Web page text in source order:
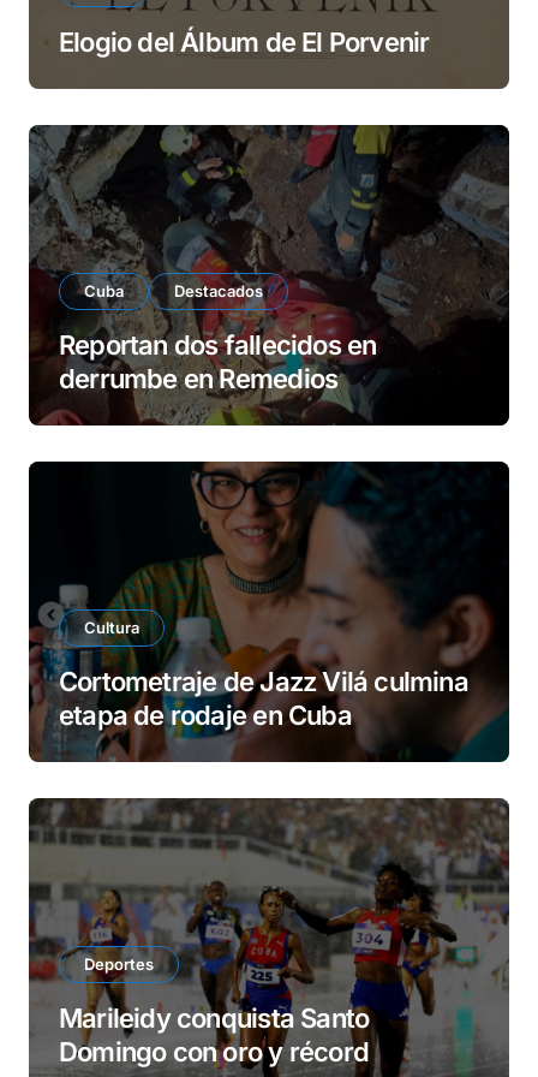
Elogio del Álbum de El Porvenir
Cuba Destacados
Reportan dos fallecidos en
derrumbe en Remedios
Cultura
Cortometraje de Jazz Vilá culmina
etapa de rodaje en Cuba
Deportes
Marileidy conquista Santo
Domingo con oro y récord